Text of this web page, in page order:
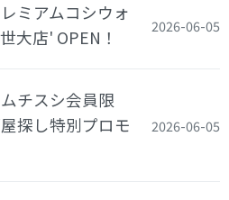
ミアムコシウォ
大店' OPEN！
2026-06-05
チスシ会員限
探し特別プロモ
2026-06-05